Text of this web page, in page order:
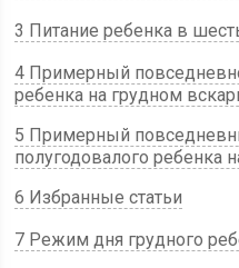
3 Питание ребенка в
4 Примерный
ребенка на грудном
5 Примерный
полугодовалого ребенка
6 Избранные статьи
7 Режим дня грудного